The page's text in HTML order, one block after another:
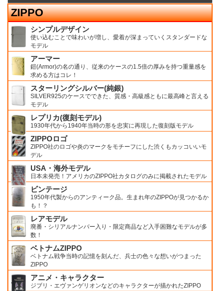
ZIPPO
シンプルデザイン
使い込むことで味わいが増し、愛着が深まっていくスタンダードな
モデル
アーマー
鎧(Armor)の名の通り、従来のケースの1.5倍の厚みを持つ重量感を
求める方はコレ！
スターリングシルバー(純銀)
SILVER925のケースでできた、質感・高級感ともに最高峰と言える
モデル
レプリカ(復刻モデル)
1930年代から1940年当時の形を忠実に再現した復刻版モデル
ZIPPOロゴ
ZIPPO社のロゴや炎のマークをモチーフにした渋くもカッコいいモ
デル
USA・海外モデル
日本未発売！アメリカのZIPPO社カタログのみに掲載されたモデル
ビンテージ
1950年代製からのアンティーク品。生まれ年のZIPPOが見つかるか
も！？
レアモデル
廃番・シリアルナンバー入り・限定商品など入手困難なモデルが多
数！
ベトナムZIPPO
ベトナム戦争当時の記憶を刻んだ、兵士の色々な想いがつまった
ZIPPO
アニメ・キャラクター
ジブリ・エヴァンゲリオンなどのキャラクターが描かれたZIPPO